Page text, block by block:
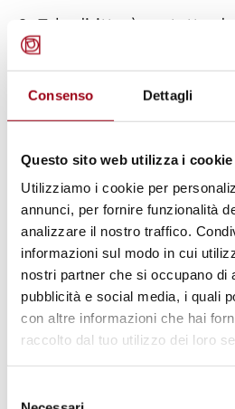
Consenso Dettagli
Questo sito web utilizza i cookie
Utilizziamo i cookie per
annunci, per fornire funzionalità
analizzare il nostro traffico.
informazioni sul modo in cui
nostri partner che si occupano di
pubblicità e social media, i quali
con altre informazioni che hai
raccolto dal tuo utilizzo dei loro
2. Tale diritto è protetto
sarà arbitrariamente
Articolo 6.
La condanna a morte può
per i crimini più gravi,
vigore al momento della
crimine e a seguito di un
reso da una corte
condannato a morte ha il
grazia o la commutazione